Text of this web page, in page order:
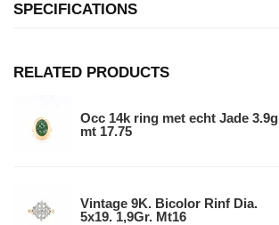
SPECIFICATIONS
RELATED PRODUCTS
Occ 14k ring met echt Jade 3.9g
mt 17.75
Vintage 9K. Bicolor Rinf Dia.
5x19. 1,9Gr. Mt16